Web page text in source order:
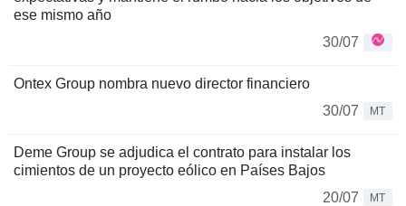
ese mismo año
30/07
Ontex Group nombra nuevo director financiero
30/07
MT
Deme Group se adjudica el contrato para instalar los
cimientos de un proyecto eólico en Países Bajos
20/07
MT